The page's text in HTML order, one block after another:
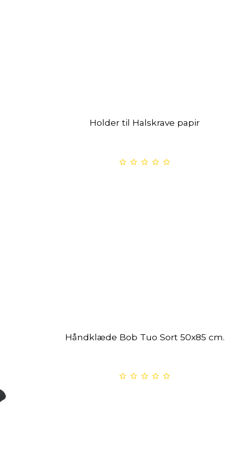
Holder til Halskrave papir
Håndklæde Bob Tuo Sort 50x85 cm.